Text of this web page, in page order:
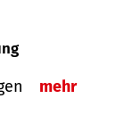
mehr